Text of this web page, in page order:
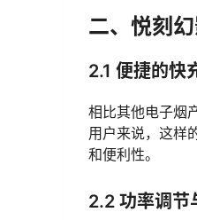
二、悦刻
2.1 便捷的快
相比其他电子烟
用户来说，这样
和便利性。
2.2 功率调节